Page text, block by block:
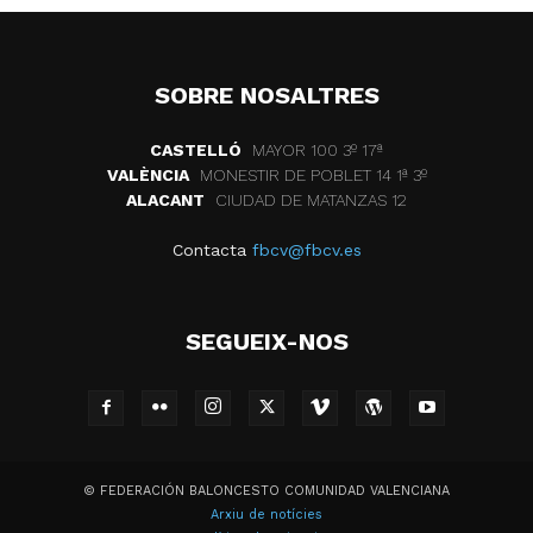
SOBRE NOSALTRES
CASTELLÓ
MAYOR 100 3º 17ª
VALÈNCIA
MONESTIR DE POBLET 14 1ª 3º
ALACANT
CIUDAD DE MATANZAS 12
Contacta fbcv@fbcv.es
SEGUEIX-NOS
© FEDERACIÓN BALONCESTO COMUNIDAD VALENCIANA
Arxiu de notícies